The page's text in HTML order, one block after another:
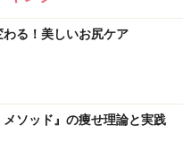
をアップし効率的
る！美しいお尻ケア
メソッド』の痩せ理論と実践